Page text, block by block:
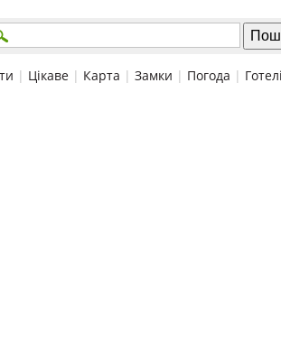
| Цікаве | Карта | Замки | Погода | Готелі